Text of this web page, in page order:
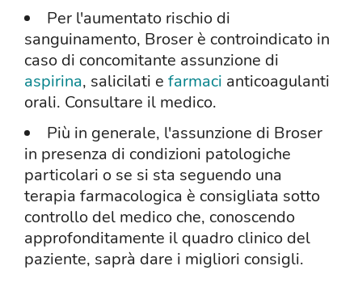
Per l'aumentato rischio di
sanguinamento, Broser è controindicato in
caso di concomitante assunzione di
aspirina, salicilati e farmaci anticoagulanti
orali. Consultare il medico.
Più in generale, l'assunzione di Broser
in presenza di condizioni patologiche
particolari o se si sta seguendo una
terapia farmacologica è consigliata sotto
controllo del medico che, conoscendo
approfonditamente il quadro clinico del
paziente, saprà dare i migliori consigli.